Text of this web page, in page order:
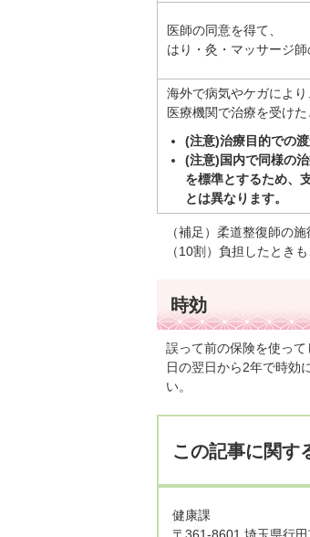
医師の同意を得て、
はり・灸・マッサージ
海外で病気やケガにより
医療機関で治療を受けた
(注意)治療目的での
(注意)国内で同様の
を標準とするため、
とは異なります。
（補足）柔道整復師の
（10割）負担したときも
時効
誤って前の保険を使っ
日の翌日から2年で時効
い。
この記事に関す
健康課
〒361-8601 埼玉県行